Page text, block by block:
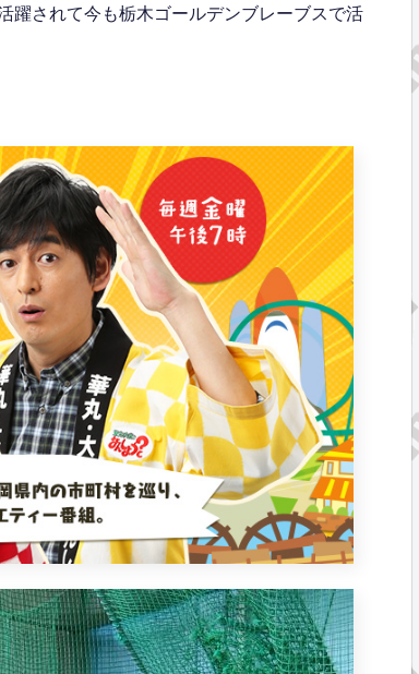
躍されて今も栃木ゴールデンブレーブスで活